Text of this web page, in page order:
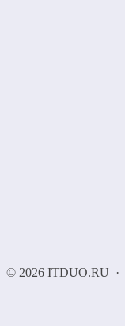
© 2026 ITDUO.RU ·